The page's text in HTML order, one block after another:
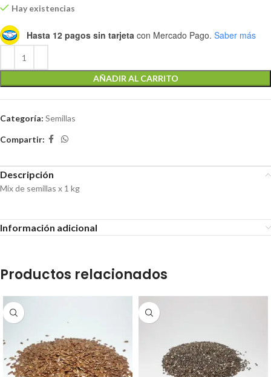
Hay existencias
Hasta 12 pagos sin tarjeta con Mercado Pago. Saber más
AÑADIR AL CARRITO
Categoría: Semillas
Compartir:
Descripción
Mix de semillas x 1 kg
Información adicional
Productos relacionados